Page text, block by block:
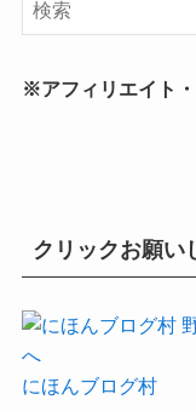
※アフィリエイト
クリックお願い
にほんブログ村